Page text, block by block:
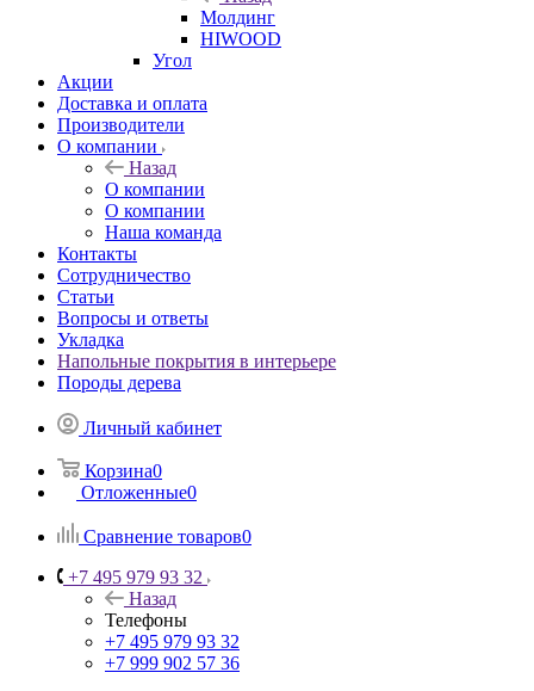
Молдинг
HIWOOD
Угол
Акции
Доставка и оплата
Производители
О компании
Назад
О компании
О компании
Наша команда
Контакты
Сотрудничество
Статьи
Вопросы и ответы
Укладка
Напольные покрытия в интерьере
Породы дерева
Личный кабинет
Корзина0
Отложенные0
Сравнение товаров0
+7 495 979 93 32
Назад
Телефоны
+7 495 979 93 32
+7 999 902 57 36